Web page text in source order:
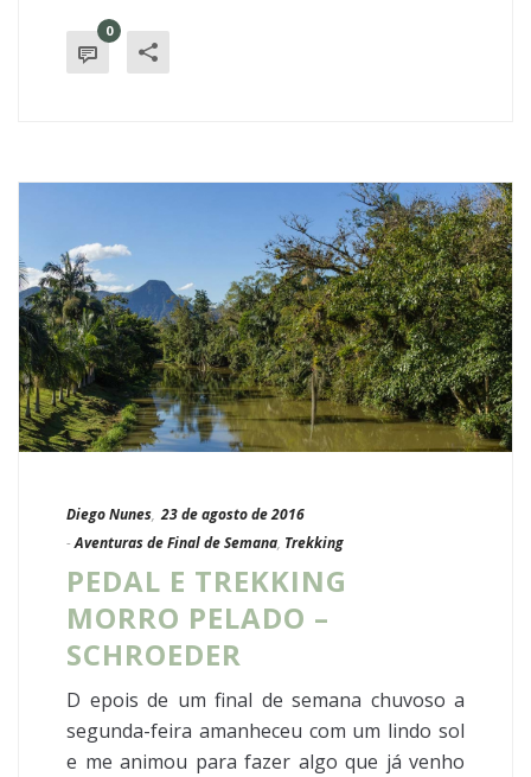
0
Diego Nunes, 23 de agosto de 2016
-Aventuras de Final de Semana, Trekking
PEDAL E TREKKING
MORRO PELADO –
SCHROEDER
D epois de um final de semana chuvoso a
segunda-feira amanheceu com um lindo sol
e me animou para fazer algo que já venho